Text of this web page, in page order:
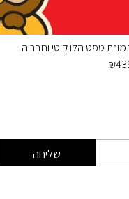
טפט הלו קיטי וחבריה
₪
שליחה